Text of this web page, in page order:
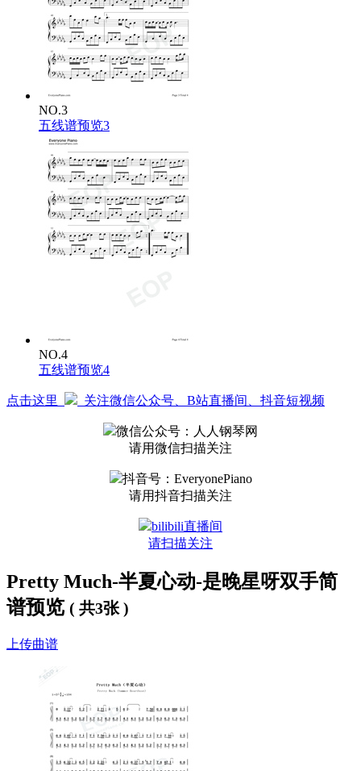
Pretty much, pretty much
也许吧差不多吧
I think I’m into you
我想我是喜欢上你了
Little touch, little rush
Everything feels new
一切都像刚刚开始
Pretty much, pretty much
也许吧差不多吧
You got me out of line
你让我乱了分寸
One more look, one more night
再多看一眼再多一晚
I could lose my mind
我可能就要彻底沦陷
Pretty much
大概吧
Don’t know what to do
却不知道该怎么办才好
差不多吧
Pretty much with you
You’re beside me in the kitchen
你就在厨房里站在我身边
Humming songs we barely know
轻哼着我们都不太熟的旋律
Neon dancing on the ceiling
霓虹在天花板上轻轻摇晃
Your shadow moving into mine
你的影子慢慢靠近我的影子
I keep losing all my reasons
我那些故作清醒的理由
Every time you catch my eye
总在你看向我时全部消失
There’s a sweetness in the silence
NO.3
五线谱预览3
NO.4
五线谱预览4
点击这里 关注微信公众号、B站直播间、抖音短视频
微信公众号：人人钢琴网
请用微信扫描关注
抖音号：EveryonePiano
请用抖音扫描关注
bilibili直播间
请扫描关注
Pretty Much-半夏心动-是晚星呀双手简
谱预览 ( 共3张 )
上传曲谱